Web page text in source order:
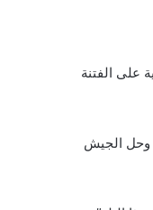
على الفتنة
وحل الجيش